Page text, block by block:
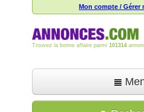
Mon compte / Gérer
Trouvez la bonne affaire parmi 101314